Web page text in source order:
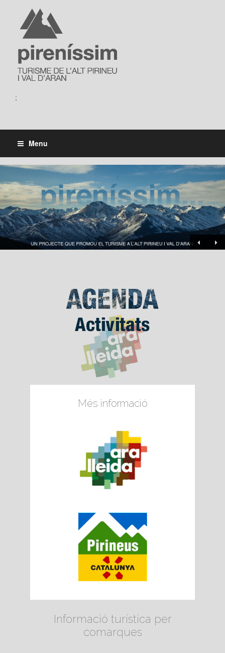
;
Menu
Més informació
Informació turística per
comarques